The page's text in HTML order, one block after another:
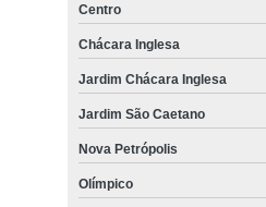
Centro
Chácara Inglesa
Jardim Chácara Inglesa
Jardim São Caetano
Nova Petrópolis
Olímpico